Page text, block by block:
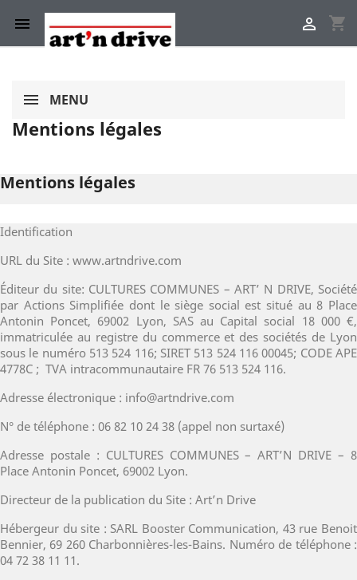
 shopping_cart

MENU
Mentions légales
Mentions légales
Identification
URL du Site : www.artndrive.com
Éditeur du site: CULTURES COMMUNES – ART’ N DRIVE, Société
par Actions Simplifiée dont le siège social est situé au 8 Place
Antonin Poncet, 69002 Lyon, SAS au Capital social 18 000 €,
immatriculée au registre du commerce et des sociétés de Lyon
sous le numéro 513 524 116; SIRET 513 524 116 00045; CODE APE
4778C ; TVA intracommunautaire FR 76 513 524 116.
Adresse électronique : info@artndrive.com
N° de téléphone : 06 82 10 24 38 (appel non surtaxé)
Adresse postale : CULTURES COMMUNES – ART’N DRIVE – 8
Place Antonin Poncet, 69002 Lyon.
Directeur de la publication du Site : Art’n Drive
Hébergeur du site : SARL Booster Communication, 43 rue Benoit
Bennier, 69 260 Charbonnières-les-Bains. Numéro de téléphone :
04 72 38 11 11.